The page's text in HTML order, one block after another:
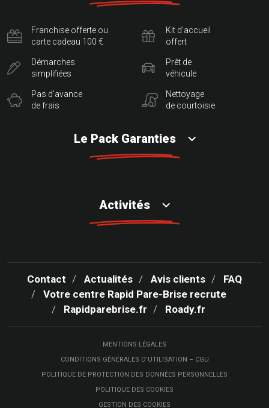
Franchise offerte ou
carte cadeau 100 €
Démarches
simplifiées
Pas d'avance
de frais
Kit d'accueil
offert
Prêt de
véhicule
Nettoyage
de courtoisie
Le Pack Garanties
Activités
Contact Actualités Avis clients
FAQ
Votre centre Rapid Pare-Brise recrute
Rapidparebrise.fr
Roady.fr
MENTIONS LÉGALES
CONDITIONS GÉNÉRALES D’UTILISATION – CGU
POLITIQUE DE PROTECTION DES DONNÉES PERSONNELLES
POLITIQUE DES COOKIES
GESTION DES COOKIES